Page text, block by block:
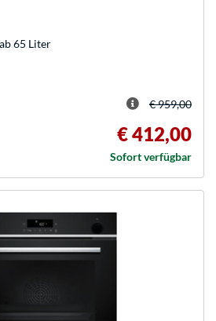
65 Liter
€ 959,00
€ 412,00
Sofort verfügbar